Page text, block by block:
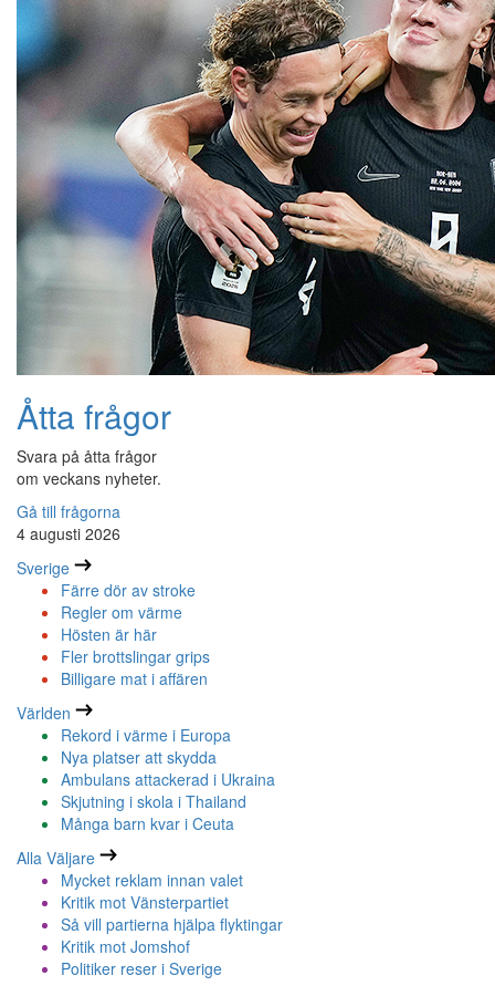
Åtta frågor
Svara på åtta frågor
om veckans nyheter.
Gå till frågorna
4 augusti 2026
Sverige
Färre dör av stroke
Regler om värme
Hösten är här
Fler brottslingar grips
Billigare mat i affären
Världen
Rekord i värme i Europa
Nya platser att skydda
Ambulans attackerad i Ukraina
Skjutning i skola i Thailand
Många barn kvar i Ceuta
Alla Väljare
Mycket reklam innan valet
Kritik mot Vänsterpartiet
Så vill partierna hjälpa flyktingar
Kritik mot Jomshof
Politiker reser i Sverige